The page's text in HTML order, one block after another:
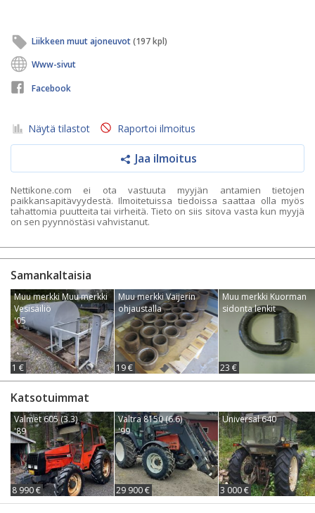
Liikkeen muut ajoneuvot(197 kpl)
Www-sivut
Facebook
Näytä tilastot Raportoi ilmoitus
Jaa ilmoitus
Nettikone.com ei ota vastuuta myyjän antamien tietojen
paikkansapitävyydestä. Ilmoitetuissa tiedoissa saattaa olla myös
tahattomia puutteita tai virheitä. Tieto on siis sitova vasta kun myyjä
on sen pyynnöstäsi vahvistanut.
Samankaltaisia
Muu merkki Muu merkki
Vesisäiliö
'05
1 €
Muu merkki Vaijerin
ohjaustalla
19 €
Muu merkki Kuorman
sidonta lenkit
23 €
Katsotuimmat
Valmet 605 (3.3)
'89
8 990 €
Valtra 8150 (6.6)
'99
29 900 €
Universal 640
3 000 €